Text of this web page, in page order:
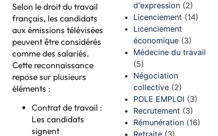
Selon le droit du travail
français, les candidats
aux émissions télévisées
peuvent être considérés
comme des salariés.
Cette reconnaissance
repose sur plusieurs
éléments :
Contrat de travail :
Les candidats
signent
d'expression (2)
Licenciement (14)
Licenciement
économique (3)
Médecine du travail
(5)
Négociation
collective (2)
POLE EMPLOI (3)
Recrutement (3)
Rémunération (16)
Retraite (3)